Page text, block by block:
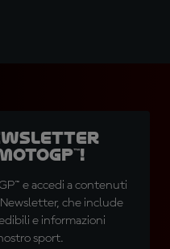
e accedi a contenuti
che include
e informazioni
sport.